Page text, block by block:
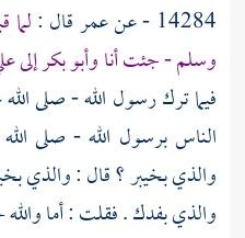
14284 - عن
عمرقال :
وسلم - جئت أناوأبو بكرإلى
فيما ترك رسول الله - صلى
الناس برسول الله - صلى
والذيبخيبر؟ قال : والذي
والذيبفدك. فقلت : أما والله